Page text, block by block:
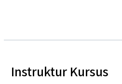
Instruktur Kursus